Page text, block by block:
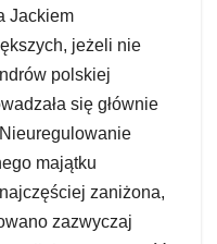
Jackiem
jeżeli nie
polskiej
się głównie
majątku
zaniżona,
zazwyczaj